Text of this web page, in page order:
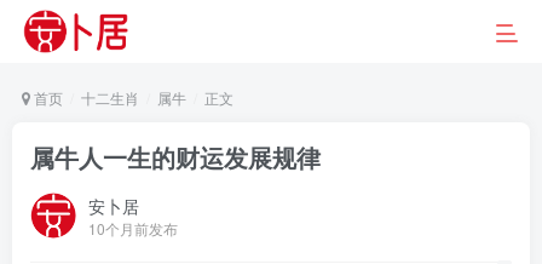
首页 十二生肖 属牛 正文
属牛人一生的财运发展规律
安卜居
10个月前发布